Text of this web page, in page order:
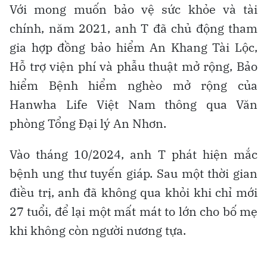
Với mong muốn bảo vệ sức khỏe và tài
chính, năm 2021, anh T đã chủ động tham
gia hợp đồng bảo hiểm An Khang Tài Lộc,
Hỗ trợ viện phí và phẫu thuật mở rộng, Bảo
hiểm Bệnh hiểm nghèo mở rộng của
Hanwha Life Việt Nam thông qua Văn
phòng Tổng Đại lý An Nhơn.
Vào tháng 10/2024, anh T phát hiện mắc
bệnh ung thư tuyến giáp. Sau một thời gian
điều trị, anh đã không qua khỏi khi chỉ mới
27 tuổi, để lại một mất mát to lớn cho bố mẹ
khi không còn người nương tựa.